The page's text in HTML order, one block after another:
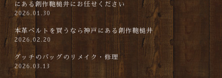
にある創作鞄槌井にお任せください
2026.01.30
本革ベルトを買うなら神戸にある創作鞄槌井
2026.02.20
グッチのバッグのリメイク・修理
2026.03.13